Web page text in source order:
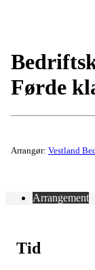
Førde
Arrangør: Vestland
Arrangement
Tid